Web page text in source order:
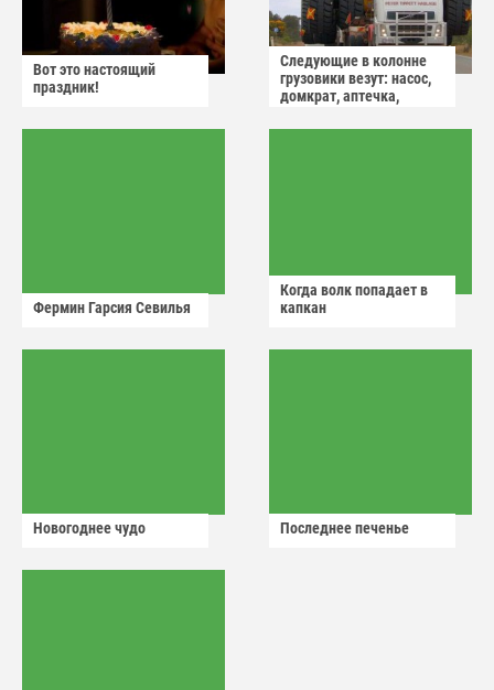
Вот это настоящий
праздник!
Следующие в колонне
грузовики везут: насос,
домкрат, аптечка,
Фермин Гарсия Севилья
Когда волк попадает в
капкан
Новогоднее чудо Последнее печенье